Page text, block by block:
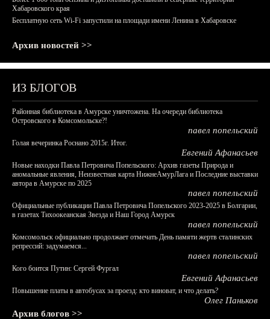
Хабаровского края
Бесплатную сеть Wi-Fi запустили на площади имени Ленина в Хабаровске
Архив новостей >>
ИЗ БЛОГОВ
Районная библиотека в Амурске уничтожена. На очереди библиотека
Островского в Комсомольске?!
павел попельский
Голая вечеринка Роснано 2015г. Итог.
Евгений Афанасьев
Новые находки Павла Петровича Попельского: Архив газеты Природа и
аномальные явления, Неизвестная карта НижнеАмурЛага и Последние выставки
автора в Амурске по 2025
павел попельский
Официальные публикации Павла Петровича Попельского 2023-2025 в Болгарии,
в газетах Тихоокеанская Звезда и Наш Город Амурск
павел попельский
Комсомольск официально продолжает отмечать День памяти жертв сталинских
репрессий: задумаемся...
павел попельский
Кого боится Путин: Сергей Фургал
Евгений Афанасьев
Повышение платы в автобусах за проезд: кто виноват, и что делать?
Олег Паньков
Архив блогов >>